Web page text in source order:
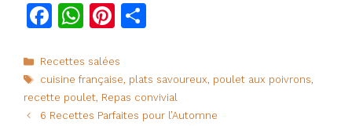
F
c
e
b
W
at
s
A
Pi
te
re
st
g
er
Catégories
Recettes salées
Étiquettes
cuisine française, plats savoureux, poulet aux poivrons,
recette poulet, Repas convivial
6 Recettes Parfaites pour l’Automne